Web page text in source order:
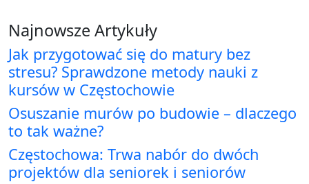
Najnowsze Artykuły
Jak przygotować się do matury bez
stresu? Sprawdzone metody nauki z
kursów w Częstochowie
Osuszanie murów po budowie – dlaczego
to tak ważne?
Częstochowa: Trwa nabór do dwóch
projektów dla seniorek i seniorów